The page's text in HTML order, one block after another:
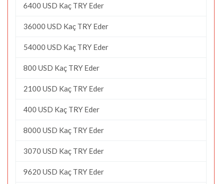
6400 USD Kaç TRY Eder
36000 USD Kaç TRY Eder
54000 USD Kaç TRY Eder
800 USD Kaç TRY Eder
2100 USD Kaç TRY Eder
400 USD Kaç TRY Eder
8000 USD Kaç TRY Eder
3070 USD Kaç TRY Eder
9620 USD Kaç TRY Eder